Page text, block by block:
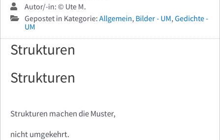
Autor/-in: © Ute M.
Gepostet in Kategorie: Allgemein, Bilder - UM,Gedichte -
UM
Strukturen
Strukturen
Strukturen machen die Muster,
nicht umgekehrt.